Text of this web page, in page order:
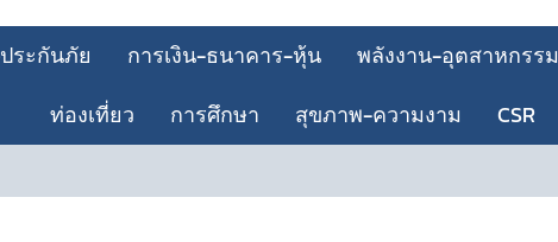
ระกันภัย การเงิน-ธนาคาร-หุ้น พลังงาน-อุตสาหกรรม
ท่องเที่ยว
การศึกษา สุขภาพ-ความงาม CSR